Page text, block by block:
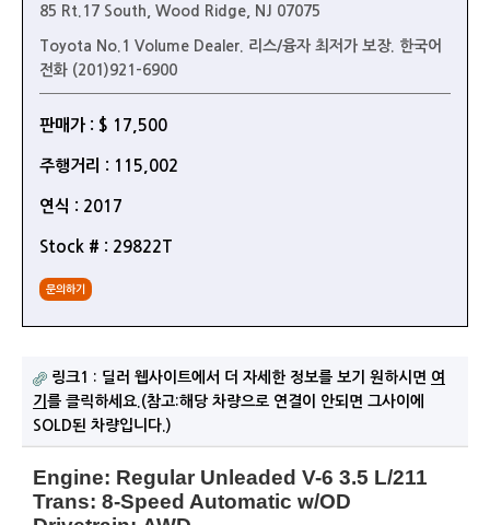
85 Rt.17 South, Wood Ridge, NJ 07075
Toyota No.1 Volume Dealer. 리스/융자 최저가 보장. 한국어
전화 (201)921-6900
판매가 : $ 17,500
주행거리 : 115,002
연식 : 2017
Stock # : 29822T
문의하기
링크1 : 딜러 웹사이트에서 더 자세한 정보를 보기 원하시면 여
기 를 클릭하세요.(참고:해당 차량으로 연결이 안되면 그사이에
SOLD된 차량입니다.)
Engine: Regular Unleaded V-6 3.5 L/211
Trans: 8-Speed Automatic w/OD